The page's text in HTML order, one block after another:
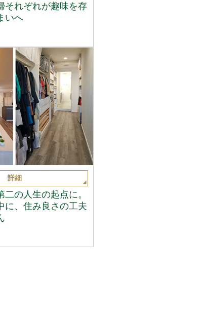
それぞれが趣味を存
いへ
詳細
二の人生の起点に。
に、住み良さの工夫